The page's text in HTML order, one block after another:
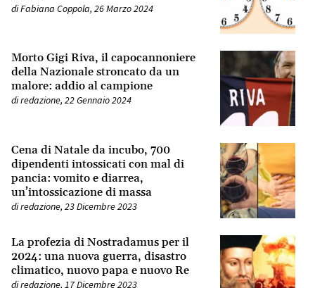
diFabiana Coppola, 26 Marzo 2024
Morto Gigi Riva, il capocannoniere
della Nazionale stroncato da un
malore: addio al campione
diredazione, 22 Gennaio 2024
Cena di Natale da incubo, 700
dipendenti intossicati con mal di
pancia: vomito e diarrea,
un’intossicazione di massa
diredazione, 23 Dicembre 2023
La profezia di Nostradamus per il
2024: una nuova guerra, disastro
climatico, nuovo papa e nuovo Re
diredazione, 17 Dicembre 2023